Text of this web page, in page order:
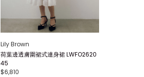
Lily Brown
荷葉邊透膚圍裙式連身裙 LWFO2620
45
$6,810